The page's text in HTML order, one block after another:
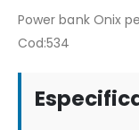
Power bank Onix
Cod:534